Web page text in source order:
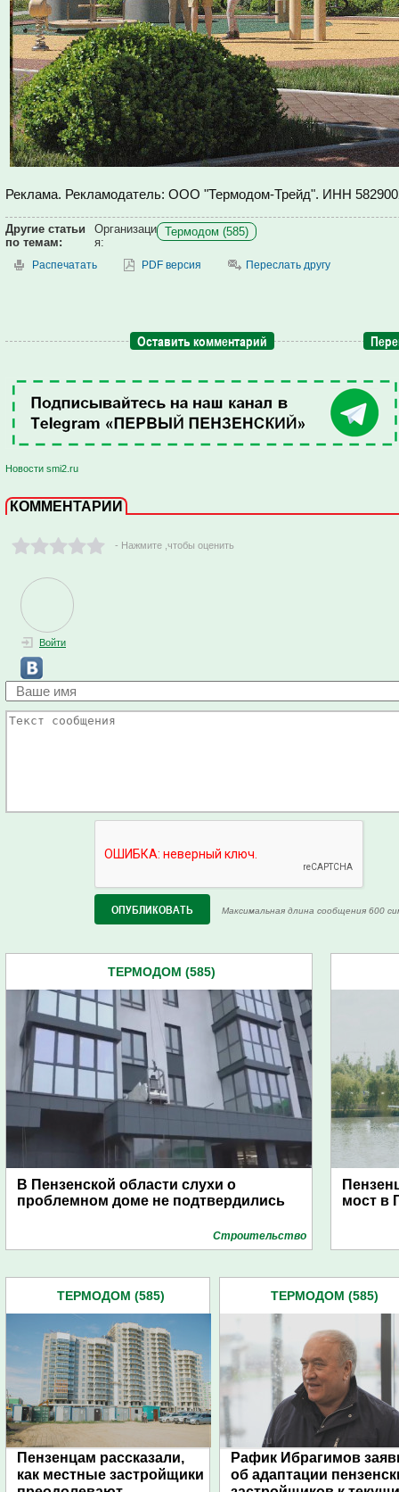
Реклама. Рекламодатель: ООО "Термодом-Трейд". ИНН
Другие статьи
по темам:
Организаци
я:
Термодом (585)
Распечатать PDF версия Переслать другу
Оставить комментарий
Новости smi2.ru
КОММЕНТАРИИ
- Нажмите ,чтобы оценить
Войти
Максимальная длина сообщения 600
ТЕРМОДОМ (585)
В Пензенской области слухи о
проблемном доме не подтвердились
Строительство
мост в
ТЕРМОДОМ (585)
Пензенцам рассказали,
как местные застройщики
ТЕРМОДОМ (585)
Рафик Ибрагимов
об адаптации